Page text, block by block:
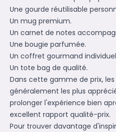
Une gourde réutilisable
Un mug premium.
Un carnet de notes
Une bougie parfumée.
Un coffret gourmand
Un tote bag de qualité.
Dans cette gamme de prix,
généralement les plus
prolonger l'expérience bien
excellent rapport qualité-prix.
Pour trouver davantage